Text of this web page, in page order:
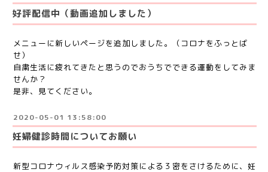
好評配信中（動画追加しました）
メニューに新しいページを追加しました。（コロナをふっとば
せ）
自粛生活に疲れてきたと思うのでおうちでできる運動をしてみま
せんか？
是非、見てください。
2020-05-01 13:58:00
妊婦健診時間についてお願い
新型コロナウィルス感染予防対策による３密をさけるために、妊